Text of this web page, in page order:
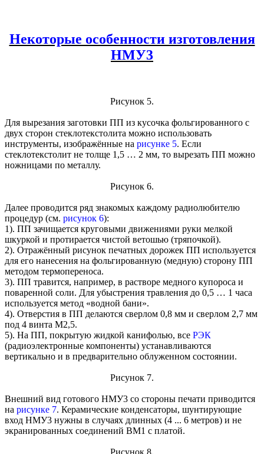
Некоторые особенности изготовления
НМУ3
Рисунок 5.
Для вырезания заготовки ПП из кусочка фольгированного с
двух сторон стеклотекстолита можно использовать
инструменты, изображённые на рисунке 5. Если
стеклотекстолит не толще 1,5 … 2 мм, то вырезать ПП можно
ножницами по металлу.
Рисунок 6.
Далее проводится ряд знакомых каждому радиолюбителю
процедур (см. рисунок 6):
1). ПП зачищается круговыми движениями руки мелкой
шкуркой и протирается чистой ветошью (тряпочкой).
2). Отражённый рисунок печатных дорожек ПП используется
для его нанесения на фольгированную (медную) сторону ПП
методом термопереноса.
3). ПП травится, например, в растворе медного купороса и
поваренной соли. Для убыстрения травления до 0,5 … 1 часа
используется метод «водной бани».
4). Отверстия в ПП делаются сверлом 0,8 мм и сверлом 2,7 мм
под 4 винта М2,5.
5). На ПП, покрытую жидкой канифолью, все РЭК
(радиоэлектронные компоненты) устанавливаются
вертикально и в предварительно облуженном состоянии.
Рисунок 7.
Внешний вид готового НМУ3 со стороны печати приводится
на рисунке 7. Керамические конденсаторы, шунтирующие
вход НМУ3 нужны в случаях длинных (4 ... 6 метров) и не
экранированных соединений BM1 с платой.
Рисунок 8.